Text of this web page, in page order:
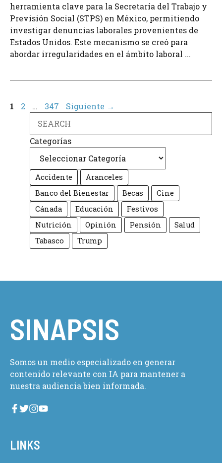
herramienta clave para la Secretaría del Trabajo y
Previsión Social (STPS) en México, permitiendo
investigar denuncias laborales provenientes de
Estados Unidos. Este mecanismo se creó para
abordar irregularidades en el ámbito laboral ...
Página
1 Página
2 … Página
347 Siguiente →
Categorías
Accidente
Aranceles
Banco del Bienestar
Becas
Cine
Cánada
Educación
Festivos
Nutrición
Opinión Pensión
Salud
Tabasco
Trump
SINAPSIS
Somos un medio especializado en generar
contenido relevante con IA para mantener a
nuestra audiencia bien informada.
LINKS